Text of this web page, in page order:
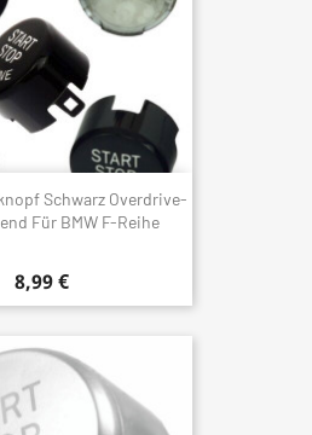
Schwarz Overdrive-
Für BMW F-Reihe
8,99 €